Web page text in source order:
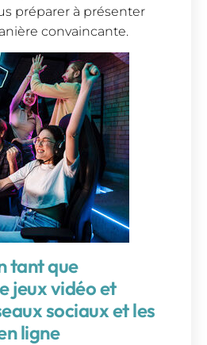
préparer à présenter
convaincante.
tant que
jeux vidéo et
sociaux et les
ligne